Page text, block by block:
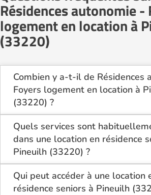
Résidences autonomie -
logement en location à
(33220)
Combien y a-t-il de Résidences
Foyers logement en location à
(33220) ?
Sur le site Logement-seniors.com,
actuellement 1 Résidences
logement en location à Pineuilh
Quels services sont
dans une location en résidence
Pineuilh (33220) ?
En location à Pineuilh (33220), la
inclut généralement : l’entretien
communs, l’accès à des activités,
Qui peut accéder à une location
résidence seniors à Pineuilh